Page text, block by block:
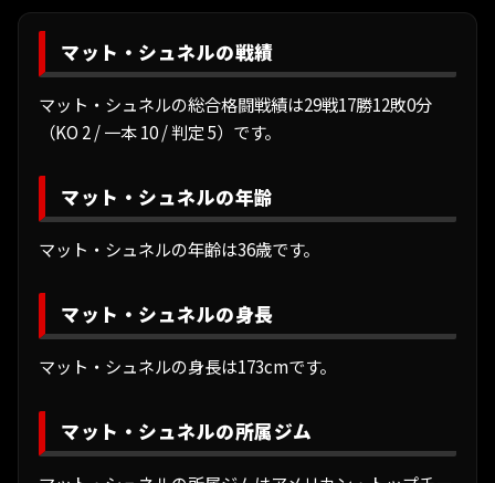
マット・シュネルの戦績
マット・シュネルの総合格闘戦績は29戦17勝12敗0分
（KO 2 / 一本 10 / 判定 5）です。
マット・シュネルの年齢
マット・シュネルの年齢は36歳です。
マット・シュネルの身長
マット・シュネルの身長は173cmです。
マット・シュネルの所属ジム